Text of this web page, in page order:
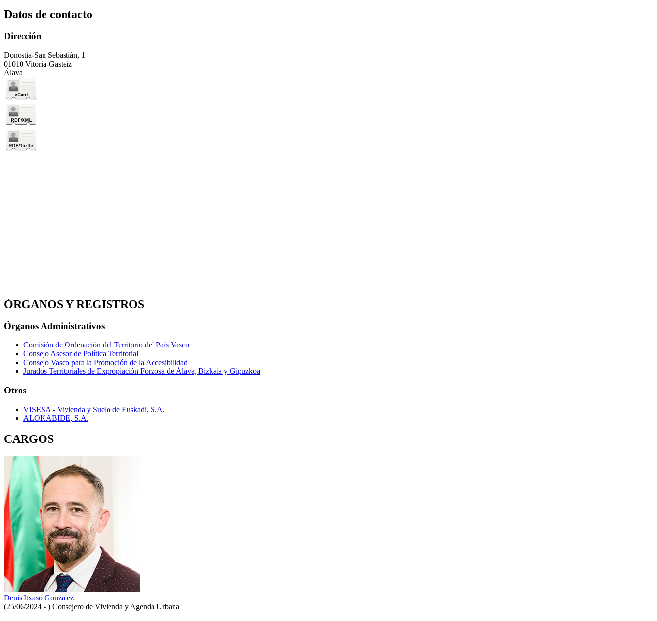
Datos de contacto
Dirección
Donostia-San Sebastián, 1
01010 Vitoria-Gasteiz
Álava
ÓRGANOS Y REGISTROS
Órganos Administrativos
Comisión de Ordenación del Territorio del País Vasco
Consejo Asesor de Política Territorial
Consejo Vasco para la Promoción de la Accesibilidad
Jurados Territoriales de Expropiación Forzosa de Álava, Bizkaia y Gipuzkoa
Otros
VISESA - Vivienda y Suelo de Euskadi, S.A.
ALOKABIDE, S.A.
CARGOS
Denis Itxaso Gonzalez
(25/06/2024 - ) Consejero de Vivienda y Agenda Urbana